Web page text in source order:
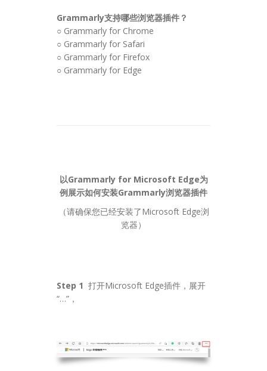
Grammarly支持哪些浏览器插件？
○ Grammarly for Chrome
○ Grammarly for Safari
○ Grammarly for Firefox
○ Grammarly for Edge
以Grammarly for Microsoft Edge为
例展示如何安装Grammarly浏览器插件
（请确保您已经安装了Microsoft Edge浏
览器）
Step 1 打开Microsoft Edge插件，展开
“…”，